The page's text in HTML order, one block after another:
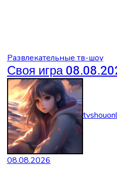
Развлекательные тв-шоу
Своя игра
08.08.2026